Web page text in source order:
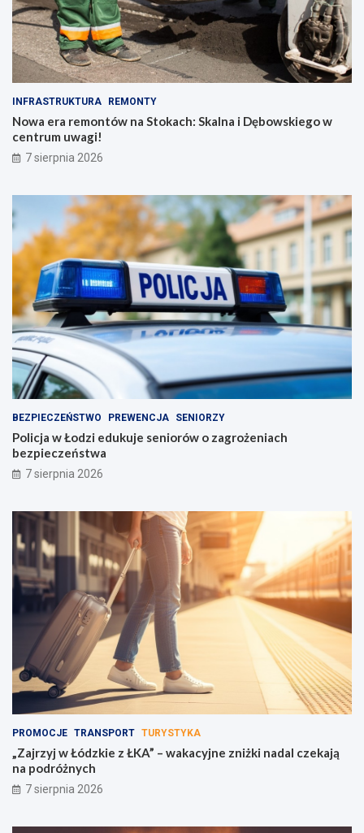
INFRASTRUKTURA REMONTY
Nowa era remontów na Stokach: Skalna i Dębowskiego w
centrum uwagi!
7 sierpnia 2026
BEZPIECZEŃSTWO PREWENCJA SENIORZY
Policja w Łodzi edukuje seniorów o zagrożeniach
bezpieczeństwa
7 sierpnia 2026
PROMOCJE TRANSPORT TURYSTYKA
„Zajrzyj w Łódzkie z ŁKA” – wakacyjne zniżki nadal czekają
na podróżnych
7 sierpnia 2026